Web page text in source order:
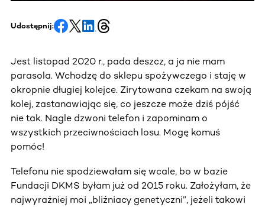
Udostępnij:
Jest listopad 2020 r., pada deszcz, a ja nie mam
parasola. Wchodzę do sklepu spożywczego i staję w
okropnie długiej kolejce. Zirytowana czekam na swoją
kolej, zastanawiając się, co jeszcze może dziś pójść
nie tak. Nagle dzwoni telefon i zapominam o
wszystkich przeciwnościach losu. Mogę komuś
pomóc!
Telefonu nie spodziewałam się wcale, bo w bazie
Fundacji DKMS byłam już od 2015 roku. Założyłam, że
najwyraźniej moi „bliźniacy genetyczni”, jeżeli takowi